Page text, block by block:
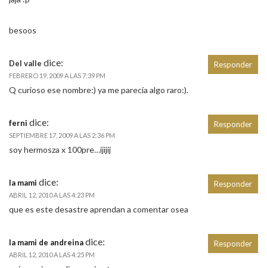
besoos
Del valle dice:
FEBRERO 19, 2009 A LAS 7:39 PM
Q curioso ese nombre:) ya me parecía algo raro:).
Responder
ferni dice:
SEPTIEMBRE 17, 2009 A LAS 2:36 PM
soy hermosza x 100pre…ijijij
Responder
la mami dice:
ABRIL 12, 2010 A LAS 4:23 PM
que es este desastre aprendan a comentar osea
Responder
la mami de andreinadice:
ABRIL 12, 2010 A LAS 4:25 PM
Responder